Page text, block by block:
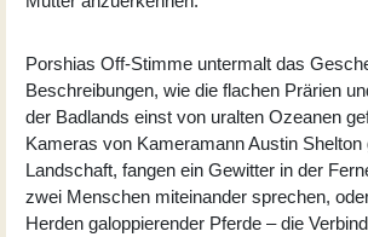
Porshias Off-Stimme untermalt das
Beschreibungen, wie die flachen Prärien
der Badlands einst von uralten Ozeanen
Kameras von Kameramann Austin Shelton
Landschaft, fangen ein Gewitter in der
zwei Menschen miteinander sprechen,
Herden galoppierender Pferde – die